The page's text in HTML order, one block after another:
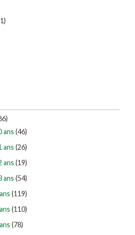
ans (46)
ans (26)
ans (19)
ans (54)
(119)
(110)
(78)